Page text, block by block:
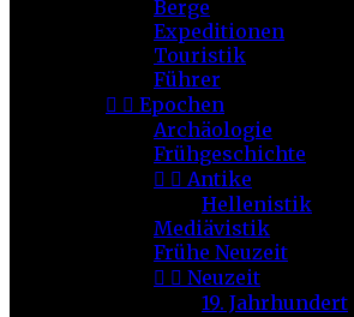
Berge
Expeditionen
Touristik
Führer
  Epochen
Archäologie
Frühgeschichte
  Antike
Hellenistik
Mediävistik
Frühe Neuzeit
  Neuzeit
19. Jahrhundert